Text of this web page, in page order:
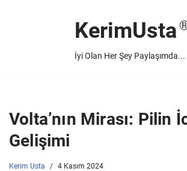
KerimUsta
İyi Olan Her Şey Paylaşımda...
Volta’nın Mirası: Pilin
Gelişimi
Kerim Usta 4 Kasım 2024